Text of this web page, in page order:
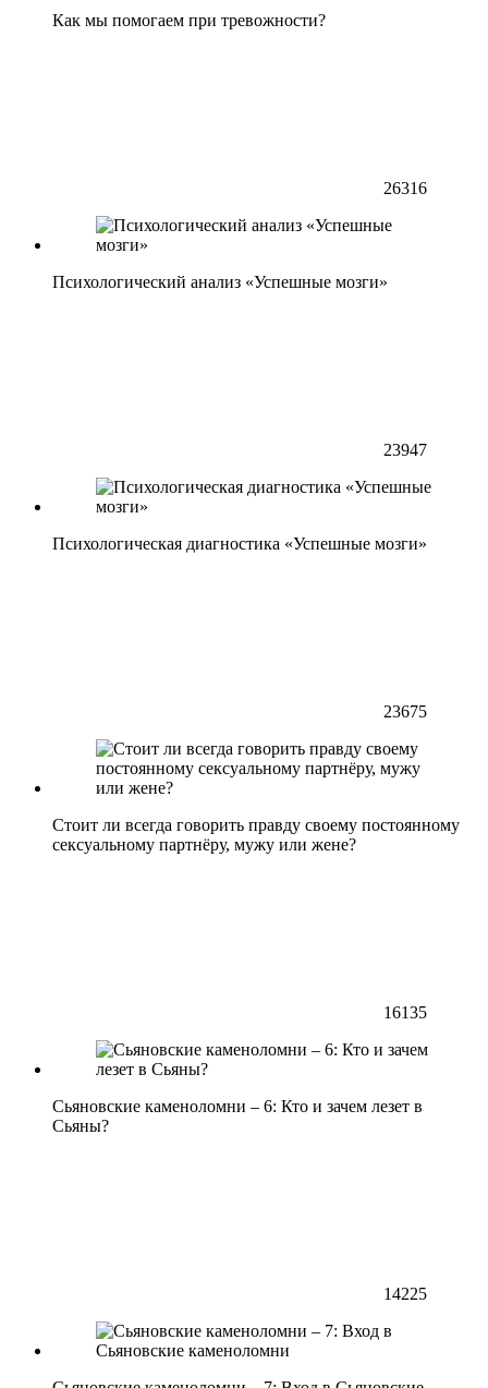
Как мы помогаем при тревожности?
26316
Психологический анализ «Успешные мозги»
23947
Психологическая диагностика «Успешные мозги»
23675
Стоит ли всегда говорить правду своему постоянному
сексуальному партнёру, мужу или жене?
16135
Сьяновские каменоломни – 6: Кто и зачем лезет в
Сьяны?
14225